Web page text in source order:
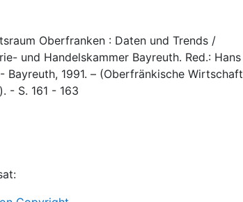
Oberfranken : Daten und Trends /
und Handelskammer Bayreuth. Red.: Hans
Bayreuth, 1991. – (Oberfränkische Wirtschaft
- S. 161 - 163